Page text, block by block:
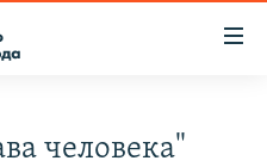
человека"